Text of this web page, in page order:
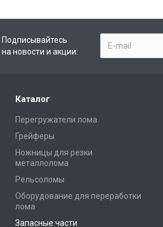
Подписывайтесь
на новости и акции:
Каталог
Перегружатели лома
Грейферы
Ножницы для резки
металлолома
Рельсоломы
Оборудование для переработки
лома
Запасные части